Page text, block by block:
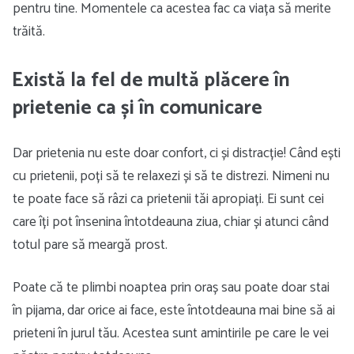
pentru tine. Momentele ca acestea fac ca viața să merite
trăită.
Există la fel de multă plăcere în
prietenie ca și în comunicare
Dar prietenia nu este doar confort, ci și distracție! Când ești
cu prietenii, poți să te relaxezi și să te distrezi. Nimeni nu
te poate face să râzi ca prietenii tăi apropiați. Ei sunt cei
care îți pot însenina întotdeauna ziua, chiar și atunci când
totul pare să meargă prost.
Poate că te plimbi noaptea prin oraș sau poate doar stai
în pijama, dar orice ai face, este întotdeauna mai bine să ai
prieteni în jurul tău. Acestea sunt amintirile pe care le vei